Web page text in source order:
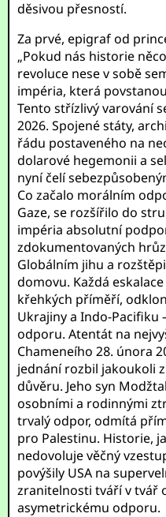
děsivou přesností.
Za prvé, epigraf od
„Pokud nás historie
revoluce nese v sobě
impéria, která
Tento střízlivý varování
2026. Spojené státy,
řádu postaveného na
dolarové hegemonii a
nyní čelí
Co začalo morálním
Gaze, se rozšířilo do
impéria absolutní
zdokumentovaných
Globálním jihu a
domovu. Každá
křehkých příměří,
Ukrajiny a Indo-Pacifiku
odporu. Atentát na
Chameneího 28. února
jednání rozbil jakoukoli
důvěru. Jeho syn
osobními a rodinnými
trvalý odpor, odmítá
pro Palestinu. Historie,
nedovoluje věčný
povýšily USA na
zranitelnosti tváří v tvář
asymetrickému odporu.